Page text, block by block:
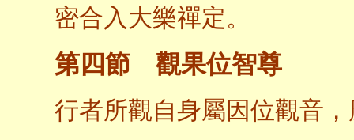
密合入大樂禪定。
第四節 觀果位智尊
行者所觀自身屬因位觀音